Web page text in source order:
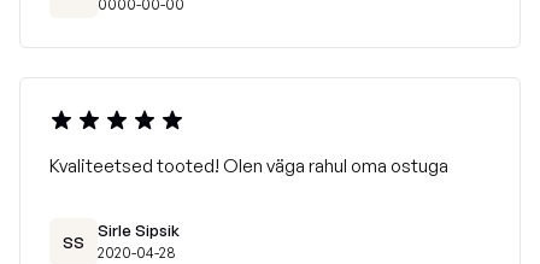
0000-00-00
Kvaliteetsed tooted! Olen väga rahul oma ostuga
SS
Sirle Sipsik
2020-04-28